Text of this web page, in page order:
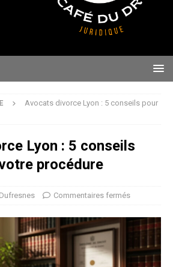
Avocats divorce Lyon : 5 conseils pour
Lyon : 5 conseils
procédure
Commentaires fermés